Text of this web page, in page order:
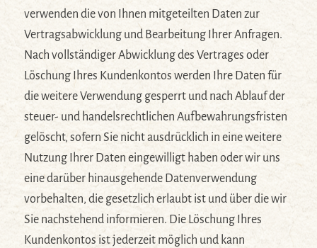
verwenden die von Ihnen mitgeteilten Daten zur
Vertragsabwicklung und Bearbeitung Ihrer Anfragen.
Nach vollständiger Abwicklung des Vertrages oder
Löschung Ihres Kundenkontos werden Ihre Daten für
die weitere Verwendung gesperrt und nach Ablauf der
steuer- und handelsrechtlichen Aufbewahrungsfristen
gelöscht, sofern Sie nicht ausdrücklich in eine weitere
Nutzung Ihrer Daten eingewilligt haben oder wir uns
eine darüber hinausgehende Datenverwendung
vorbehalten, die gesetzlich erlaubt ist und über die wir
Sie nachstehend informieren. Die Löschung Ihres
Kundenkontos ist jederzeit möglich und kann